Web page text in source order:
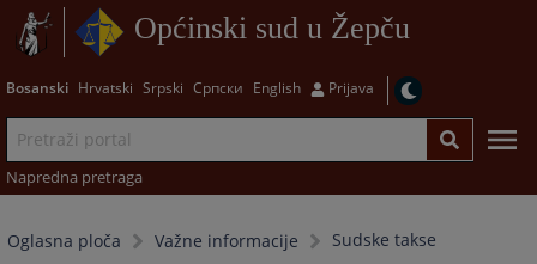
Općinski sud u Žepču
Bosanski Hrvatski Srpski Српски English Prijava
Napredna pretraga
Oglasna ploča Važne informacije Sudske takse